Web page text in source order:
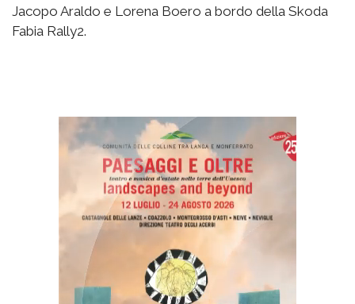
Jacopo Araldo e Lorena Boero a bordo della Skoda
Fabia Rally2.